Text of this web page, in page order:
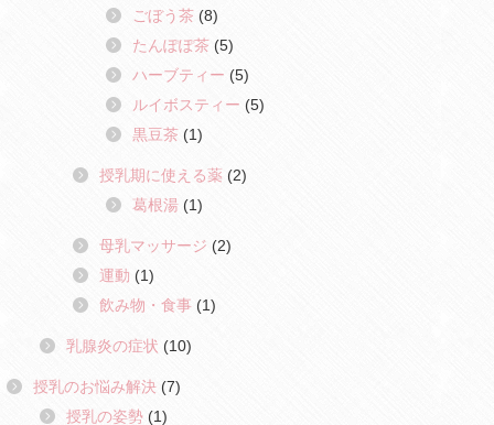
ごぼう茶 (8)
たんぽぽ茶 (5)
ハーブティー (5)
ルイボスティー (5)
黒豆茶 (1)
授乳期に使える薬 (2)
葛根湯 (1)
母乳マッサージ (2)
運動 (1)
飲み物・食事 (1)
乳腺炎の症状 (10)
授乳のお悩み解決 (7)
授乳の姿勢 (1)